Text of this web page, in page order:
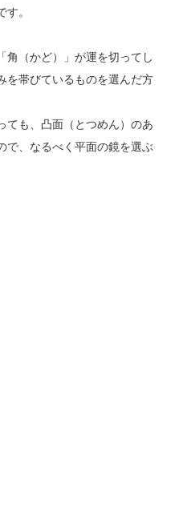
。
角（かど）」が運を切ってし
を帯びているものを選んだ方
ても、凸面（とつめん）のあ
で、なるべく平面の鏡を選ぶ